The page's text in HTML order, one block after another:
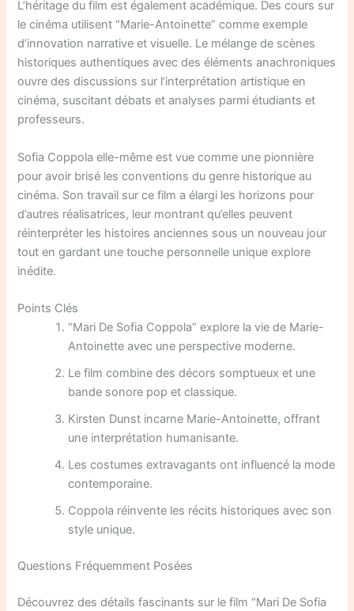
L’héritage du film est également académique. Des cours sur
le cinéma utilisent “Marie-Antoinette” comme exemple
d’innovation narrative et visuelle. Le mélange de scènes
historiques authentiques avec des éléments anachroniques
ouvre des discussions sur l’interprétation artistique en
cinéma, suscitant débats et analyses parmi étudiants et
professeurs.
Sofia Coppola elle-même est vue comme une pionnière
pour avoir brisé les conventions du genre historique au
cinéma. Son travail sur ce film a élargi les horizons pour
d’autres réalisatrices, leur montrant qu’elles peuvent
réinterpréter les histoires anciennes sous un nouveau jour
tout en gardant une touche personnelle unique explore
inédite.
Points Clés
“Mari De Sofia Coppola” explore la vie de Marie-
Antoinette avec une perspective moderne.
Le film combine des décors somptueux et une
bande sonore pop et classique.
Kirsten Dunst incarne Marie-Antoinette, offrant
une interprétation humanisante.
Les costumes extravagants ont influencé la mode
contemporaine.
Coppola réinvente les récits historiques avec son
style unique.
Questions Fréquemment Posées
Découvrez des détails fascinants sur le film “Mari De Sofia